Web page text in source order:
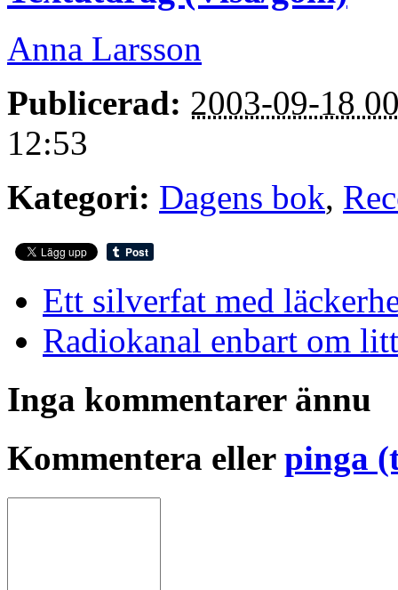
Anna Larsson
Publicerad: 2003-09-18
12:53
Kategori: Dagens bok,
Ett silverfat med
Radiokanal enbart om
Inga kommentarer ännu
Kommentera eller pinga